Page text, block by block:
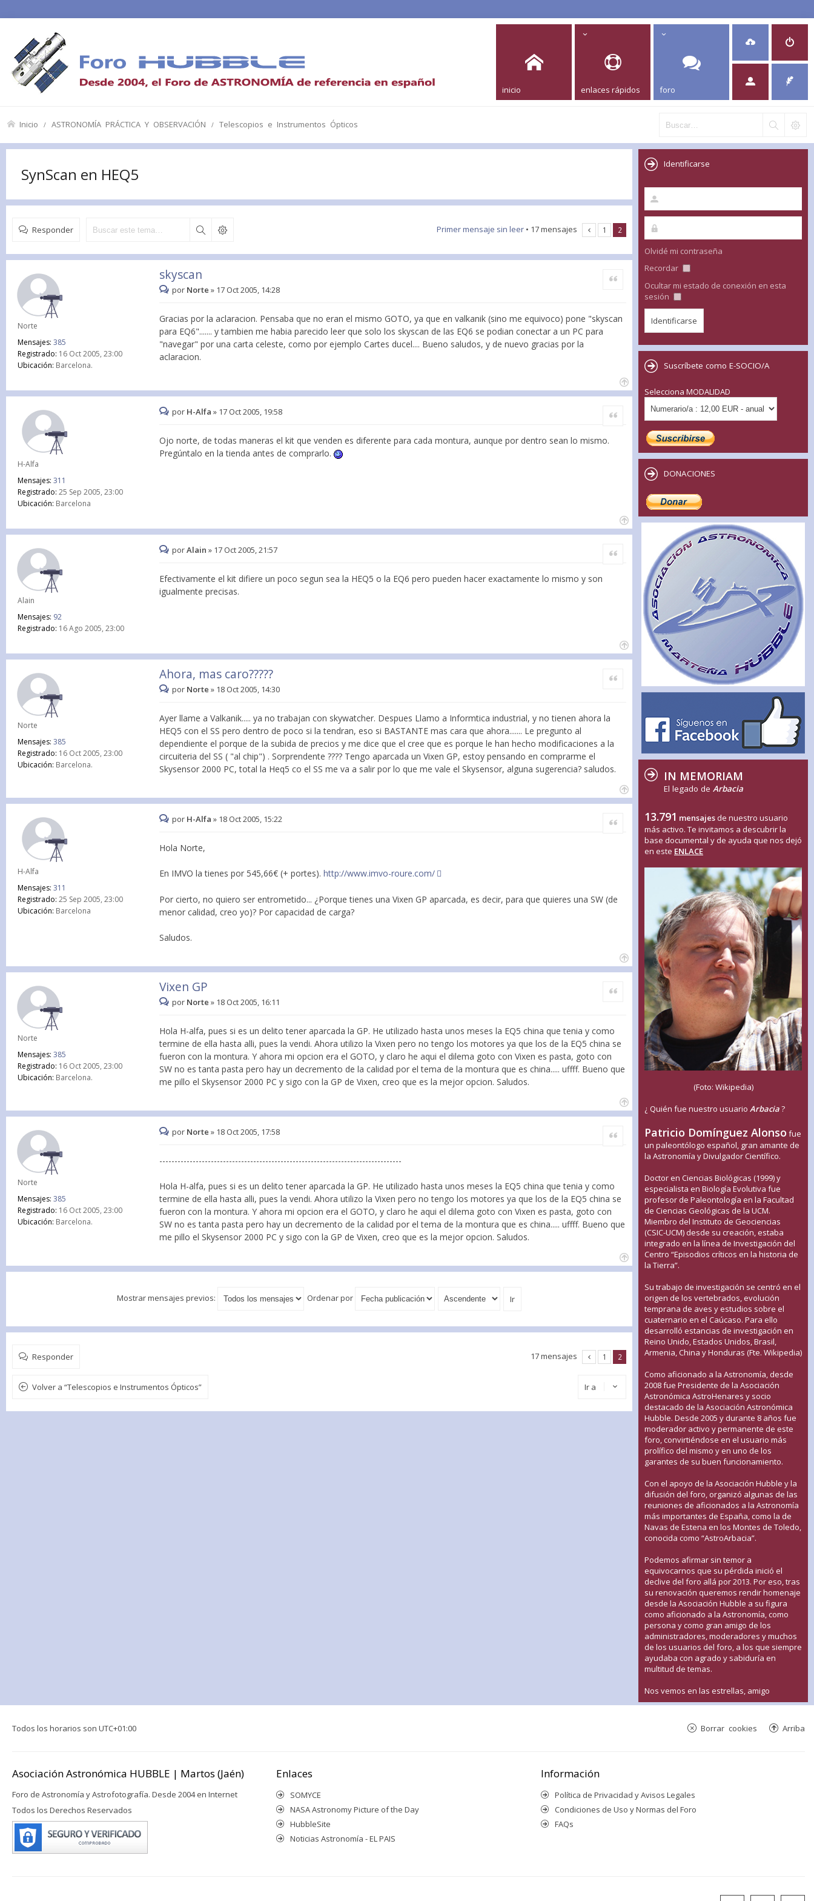
inicio enlaces rápidos foro
Inicio ASTRONOMÍA PRÁCTICA Y OBSERVACIÓN Telescopios e Instrumentos Ópticos
SynScan en HEQ5
Responder Primer mensaje sin leer • 17 mensajes 1 2
Norte
Mensajes: 385
Registrado: 16 Oct 2005, 23:00
Ubicación: Barcelona.
skyscan Citar
por Norte » 17 Oct 2005, 14:28
Gracias por la aclaracion. Pensaba que no eran el mismo GOTO, ya que en valkanik (sino me equivoco) pone "skyscan
para EQ6"....... y tambien me habia parecido leer que solo los skyscan de las EQ6 se podian conectar a un PC para
"navegar" por una carta celeste, como por ejemplo Cartes ducel.... Bueno saludos, y de nuevo gracias por la
aclaracion.
H-Alfa
Mensajes: 311
Registrado: 25 Sep 2005, 23:00
Ubicación: Barcelona
Citar
por H-Alfa » 17 Oct 2005, 19:58
Ojo norte, de todas maneras el kit que venden es diferente para cada montura, aunque por dentro sean lo mismo.
Pregúntalo en la tienda antes de comprarlo.
Alain
Mensajes: 92
Registrado: 16 Ago 2005, 23:00
Citar
porAlain » 17 Oct 2005, 21:57
Efectivamente el kit difiere un poco segun sea la HEQ5 o la EQ6 pero pueden hacer exactamente lo mismo y son
igualmente precisas.
Norte
Mensajes: 385
Registrado: 16 Oct 2005, 23:00
Ubicación: Barcelona.
Ahora, mas caro????? Citar
por Norte » 18 Oct 2005, 14:30
Ayer llame a Valkanik..... ya no trabajan con skywatcher. Despues Llamo a Informtica industrial, y no tienen ahora la
HEQ5 con el SS pero dentro de poco si la tendran, eso si BASTANTE mas cara que ahora....... Le pregunto al
dependiente el porque de la subida de precios y me dice que el cree que es porque le han hecho modificaciones a la
circuiteria del SS ( "al chip") . Sorprendente ???? Tengo aparcada un Vixen GP, estoy pensando en comprarme el
Skysensor 2000 PC, total la Heq5 co el SS me va a salir por lo que me vale el Skysensor, alguna sugerencia? saludos.
H-Alfa
Mensajes: 311
Registrado: 25 Sep 2005, 23:00
Ubicación: Barcelona
Citar
por H-Alfa » 18 Oct 2005, 15:22
Hola Norte,
En IMVO la tienes por 545,66€ (+ portes).http://www.imvo-roure.com/
Por cierto, no quiero ser entrometido... ¿Porque tienes una Vixen GP aparcada, es decir, para que quieres una SW (de
menor calidad, creo yo)? Por capacidad de carga?
Saludos.
Norte
Mensajes: 385
Registrado: 16 Oct 2005, 23:00
Ubicación: Barcelona.
Vixen GP Citar
por Norte » 18 Oct 2005, 16:11
Hola H-alfa, pues si es un delito tener aparcada la GP. He utilizado hasta unos meses la EQ5 china que tenia y como
termine de ella hasta alli, pues la vendi. Ahora utilizo la Vixen pero no tengo los motores ya que los de la EQ5 china se
fueron con la montura. Y ahora mi opcion era el GOTO, y claro he aqui el dilema goto con Vixen es pasta, goto con
SW no es tanta pasta pero hay un decremento de la calidad por el tema de la montura que es china..... uffff. Bueno que
me pillo el Skysensor 2000 PC y sigo con la GP de Vixen, creo que es la mejor opcion. Saludos.
Norte
Mensajes: 385
Registrado: 16 Oct 2005, 23:00
Ubicación: Barcelona.
Citar
por Norte » 18 Oct 2005, 17:58
--------------------------------------------------------------------------------
Hola H-alfa, pues si es un delito tener aparcada la GP. He utilizado hasta unos meses la EQ5 china que tenia y como
termine de ella hasta alli, pues la vendi. Ahora utilizo la Vixen pero no tengo los motores ya que los de la EQ5 china se
fueron con la montura. Y ahora mi opcion era el GOTO, y claro he aqui el dilema goto con Vixen es pasta, goto con
SW no es tanta pasta pero hay un decremento de la calidad por el tema de la montura que es china..... uffff. Bueno que
me pillo el Skysensor 2000 PC y sigo con la GP de Vixen, creo que es la mejor opcion. Saludos.
Mostrar mensajes previos: Ordenar por
Responder 17 mensajes 1 2
Volver a “Telescopios e Instrumentos Ópticos” Ir a
Identificarse
Olvidé mi contraseña
Recordar
Ocultar mi estado de conexión en esta
sesión
Suscríbete como E-SOCIO/A
Selecciona MODALIDAD
DONACIONES
IN MEMORIAM
El legado de Arbacia
13.791 mensajes de nuestro usuario
más activo. Te invitamos a descubrir la
base documental y de ayuda que nos dejó
en este ENLACE
(Foto: Wikipedia)
¿ Quién fue nuestro usuario Arbacia?
Patricio Domínguez Alonso fue
un paleontólogo español, gran amante de
la Astronomía y Divulgador Científico.
Doctor en Ciencias Biológicas (1999) y
especialista en Biología Evolutiva fue
profesor de Paleontología en la Facultad
de Ciencias Geológicas de la UCM.
Miembro del Instituto de Geociencias
(CSIC-UCM) desde su creación, estaba
integrado en la línea de Investigación del
Centro “Episodios críticos en la historia de
la Tierra”.
Su trabajo de investigación se centró en el
origen de los vertebrados, evolución
temprana de aves y estudios sobre el
cuaternario en el Caúcaso. Para ello
desarrolló estancias de investigación en
Reino Unido, Estados Unidos, Brasil,
Armenia, China y Honduras (Fte. Wikipedia)
Como aficionado a la Astronomía, desde
2008 fue Presidente de la Asociación
Astronómica AstroHenares y socio
destacado de la Asociación Astronómica
Hubble. Desde 2005 y durante 8 años fue
moderador activo y permanente de este
foro, convirtiéndose en el usuario más
prolífico del mismo y en uno de los
garantes de su buen funcionamiento.
Con el apoyo de la Asociación Hubble y la
difusión del foro, organizó algunas de las
reuniones de aficionados a la Astronomía
más importantes de España, como la de
Navas de Estena en los Montes de Toledo,
conocida como “AstroArbacia”.
Podemos afirmar sin temor a
equivocarnos que su pérdida inició el
declive del foro allá por 2013. Por eso, tras
su renovación queremos rendir homenaje
desde la Asociación Hubble a su figura
como aficionado a la Astronomía, como
persona y como gran amigo de los
administradores, moderadores y muchos
de los usuarios del foro, a los que siempre
ayudaba con agrado y sabiduría en
multitud de temas.
Nos vemos en las estrellas, amigo
Todos los horarios son UTC+01:00 Arriba
Borrar cookies
Asociación Astronómica HUBBLE | Martos (Jaén)
Foro de Astronomía y Astrofotografía. Desde 2004 en Internet
Todos los Derechos Reservados
Enlaces
SOMYCE
NASA Astronomy Picture of the Day
HubbleSite
Noticias Astronomía - EL PAIS
Información
Política de Privacidad y Avisos Legales
Condiciones de Uso y Normas del Foro
FAQs